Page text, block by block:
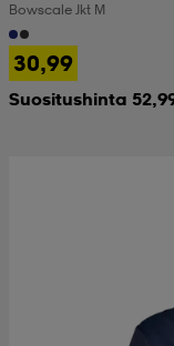
Bowscale Jkt M
30,99
Suositushinta